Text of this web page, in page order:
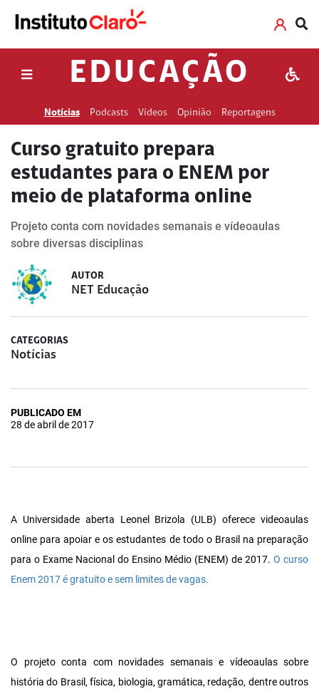
EDUCAÇÃO
Notícias Podcasts Vídeos Opinião Reportagens
Curso gratuito prepara
estudantes para o ENEM por
meio de plataforma online
Projeto conta com novidades semanais e vídeoaulas
sobre diversas disciplinas
AUTOR
NET Educação
CATEGORIAS
Notícias
PUBLICADO EM
28 de abril de 2017
A Universidade aberta Leonel Brizola (ULB) oferece videoaulas
online para apoiar e os estudantes de todo o Brasil na preparação
para o Exame Nacional do Ensino Médio (ENEM) de 2017. O curso
Enem 2017 é gratuito e sem limites de vagas.
O projeto conta com novidades semanais e vídeoaulas sobre
história do Brasil, física, biologia, gramática, redação, dentre outros